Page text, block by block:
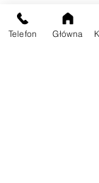
strony
Telefon Główna